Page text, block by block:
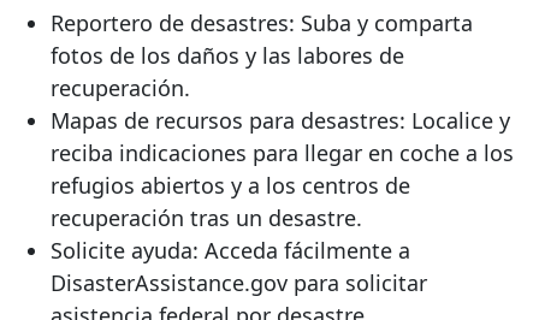
Reportero de desastres: Suba y comparta
fotos de los daños y las labores de
recuperación.
Mapas de recursos para desastres: Localice y
reciba indicaciones para llegar en coche a los
refugios abiertos y a los centros de
recuperación tras un desastre.
Solicite ayuda: Acceda fácilmente a
DisasterAssistance.gov para solicitar